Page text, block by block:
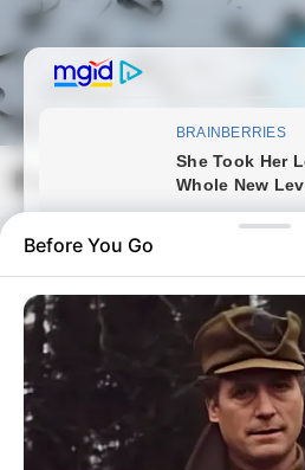
Skip
to
content
Magyarmozaik.com
Before You Go